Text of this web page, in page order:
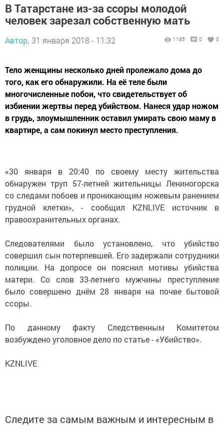
В Татарстане из-за ссоры молодой
человек зарезал собственную мать
Автор, 31 января 2018 - 11:32 1185 0 0
Тело женщины несколько дней пролежало дома до
того, как его обнаружили. На её теле были
многочисленные побои, что свидетельствует об
избиении жертвы перед убийством. Нанеся удар ножом
в грудь, злоумышленник оставил умирать свою маму в
квартире, а сам покинул место преступления.
«30 января в 20:40 по своему месту жительства
обнаружен труп 57-летней жительницы Лениногорска
со следами побоев и проникающим ножевым ранением
грудной клетки», - сообщил KZNLIVE источник в
правоохранительных органах.
Следователями было установлено, что убийство
совершил сын потерпевшей. Его задержали сотрудники
полиции. На допросе он пояснил мотивы убийства
матери. Со слов 33-летнего мужчины преступление
было совершено днём 28 января на почве бытовой
ссоры.
По данному факту Следственным Комитетом
возбуждено уголовное дело по статье - «Убийство».
KZNLIVE
Следите за самым важным и интересным в